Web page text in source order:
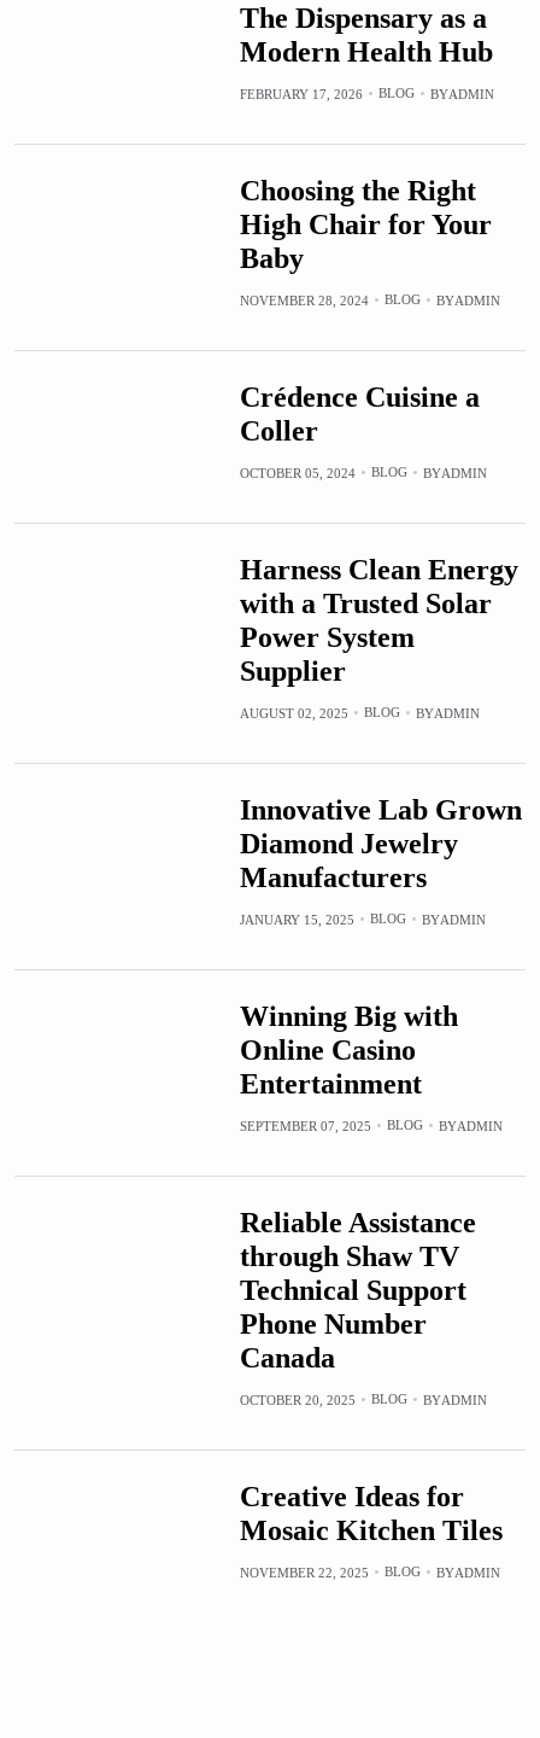
The Dispensary as a
Modern Health Hub
FEBRUARY 17, 2026 BLOG BYADMIN
Choosing the Right
High Chair for Your
Baby
NOVEMBER 28, 2024 BLOG BYADMIN
Crédence Cuisine a
Coller
OCTOBER 05, 2024 BLOG BYADMIN
Harness Clean Energy
with a Trusted Solar
Power System
Supplier
AUGUST 02, 2025 BLOG BYADMIN
Innovative Lab Grown
Diamond Jewelry
Manufacturers
JANUARY 15, 2025 BLOG BYADMIN
Winning Big with
Online Casino
Entertainment
SEPTEMBER 07, 2025 BLOG BYADMIN
Reliable Assistance
through Shaw TV
Technical Support
Phone Number
Canada
OCTOBER 20, 2025 BLOG BYADMIN
Creative Ideas for
Mosaic Kitchen Tiles
NOVEMBER 22, 2025 BLOG BYADMIN